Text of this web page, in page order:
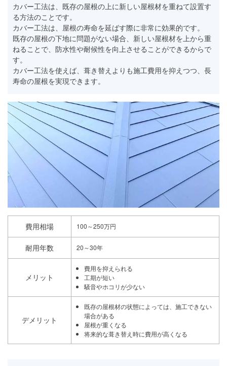
カバー工法は、既存の屋根の上に新しい屋根材を重ねて設置す
る方法のことです。
カバー工法は、屋根の寿命を延ばす際に非常に効果的です。
既存の屋根の下地に問題がない場合、新しい屋根材を上から重
ねることで、防水性や耐候性を向上させることができるからで
す。
カバー工法を使えば、葺き替えよりも施工費用を抑えつつ、長
寿命の屋根を実現できます。
費用相場 100～250万円
耐用年数 20～30年
メリット
費用を抑えられる
工期が短い
騒音やホコリが少ない
デメリット
既存の屋根材の状態によっては、施工できない
場合がある
屋根が重くなる
将来的な葺き替え時に費用が高くなる